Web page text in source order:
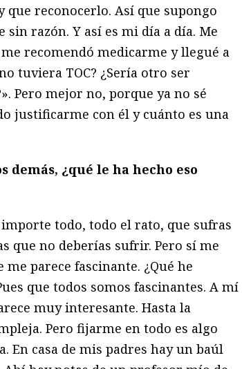
reconocerlo. Así que supongo
razón. Y así es mi día a día. Me
recomendó medicarme y llegué a
tuviera TOC? ¿Sería otro ser
Pero mejor no, porque ya no sé
justificarme con él y cuánto es una
¿qué le ha hecho eso
todo, todo el rato, que sufras
que no deberías sufrir. Pero sí me
parece fascinante. ¿Qué he
que todos somos fascinantes. A mí
muy interesante. Hasta la
Pero fijarme en todo es algo
En casa de mis padres hay un baúl